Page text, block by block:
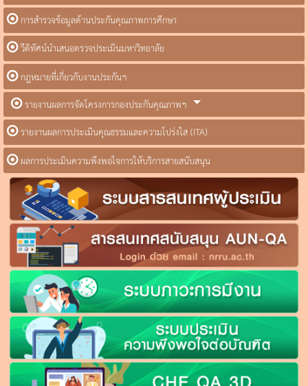
การสำรวจข้อมูลด้านประกันคุณภาพการศึกษา
วีดิทัศน์นำเสนอตรวจประเมินมหาวิทยาลัย
กฎหมายที่เกี่ยวกับงานประกันฯ
รายงานผลการจัดโครงการกองประกันคุณภาพฯ
รายงานผลการประเมินคุณธรรมและความโปร่งใส (ITA)
ผลการประเมินความพึงพอใจการให้บริการสายสนับสนุน